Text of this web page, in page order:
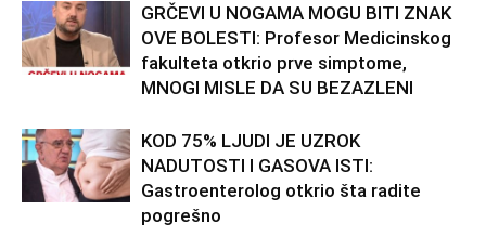
GRČEVI U NOGAMA MOGU BITI ZNAK
OVE BOLESTI: Profesor Medicinskog
fakulteta otkrio prve simptome,
MNOGI MISLE DA SU BEZAZLENI
KOD 75% LJUDI JE UZROK
NADUTOSTI I GASOVA ISTI:
Gastroenterolog otkrio šta radite
pogrešno